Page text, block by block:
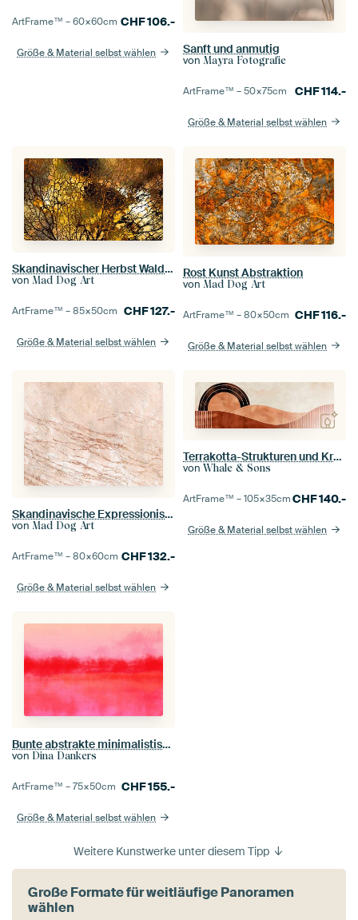
ArtFrame™ –60×60cm CHF106.-
Größe & Material selbst wählen Sanft und anmutig
von Mayra Fotografie
ArtFrame™ –50×75cm CHF114.-
Größe & Material selbst wählen
Skandinavischer Herbst Wald Abstrakt
von Mad Dog Art
ArtFrame™ –85×50cm CHF127.-
Größe & Material selbst wählen
Rost Kunst Abstraktion
von Mad Dog Art
ArtFrame™ –80×50cm CHF116.-
Größe & Material selbst wählen
Skandinavische Expressionismus Abstraktion Beige
von Mad Dog Art
ArtFrame™ –80×60cm CHF132.-
Größe & Material selbst wählen
Terrakotta-Strukturen und Kreise
von Whale & Sons
ArtFrame™ –105×35cmCHF140.-
Größe & Material selbst wählen
Bunte abstrakte minimalistische Landschaft in Neon-Pink, Orange und Rot
von Dina Dankers
ArtFrame™ –75×50cm CHF155.-
Größe & Material selbst wählen
Weitere Kunstwerke unter diesem Tipp
Große Formate für weitläufige Panoramen
wählen